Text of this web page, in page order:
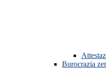
Burocrazia